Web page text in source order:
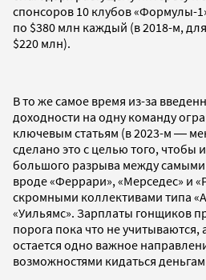
спонсоров 10 клубов «Формулы-
по $380 млн каждый (в 2018-м,
$220 млн).
В то же самое время из-за
доходности на одну команду
ключевым статьям (в 2023-м ―
сделано это с целью того, чтобы
большого разрыва между
вроде «Феррари», «Мерседес» и
скромными коллективами типа
«Уильямс». Зарплаты гонщиков
порога пока что не учитываются,
остается одно важное
возможностями кидаться